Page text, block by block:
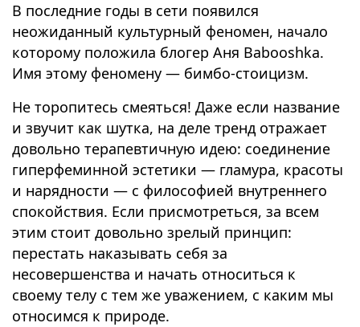
В последние годы в сети появился
неожиданный культурный феномен, начало
которому положила блогер Аня Babooshka.
Имя этому феномену — бимбо-стоицизм.
Не торопитесь смеяться! Даже если название
и звучит как шутка, на деле тренд отражает
довольно терапевтичную идею: соединение
гиперфеминной эстетики — гламура, красоты
и нарядности — с философией внутреннего
спокойствия. Если присмотреться, за всем
этим стоит довольно зрелый принцип:
перестать наказывать себя за
несовершенства и начать относиться к
своему телу с тем же уважением, с каким мы
относимся к природе.